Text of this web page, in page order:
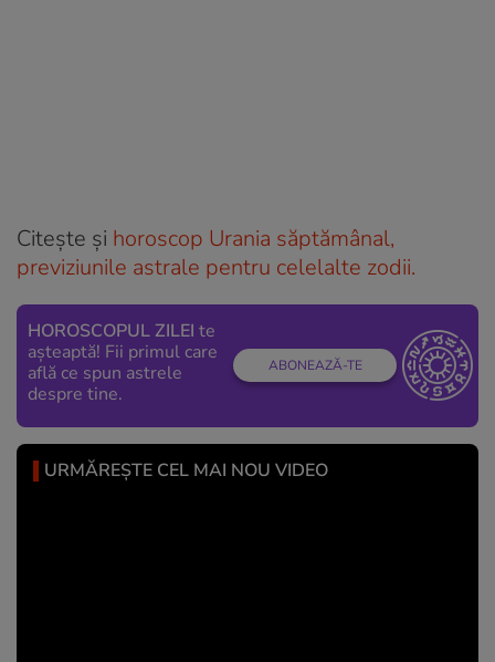
Citește și horoscop Urania săptămânal,
previziunile astrale pentru celelalte zodii.
HOROSCOPUL ZILEI te
așteaptă! Fii primul care
află ce spun astrele
despre tine.
ABONEAZĂ-TE
URMĂREȘTE CEL MAI NOU VIDEO